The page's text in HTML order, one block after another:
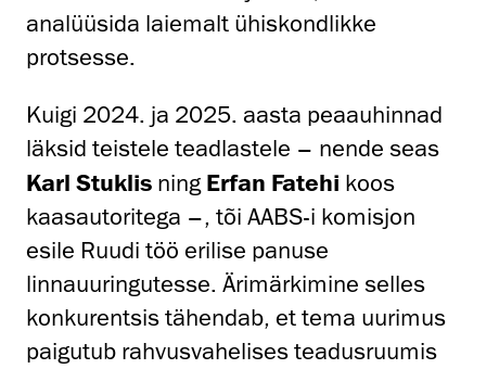
analüüsida laiemalt ühiskondlikke
protsesse.
Kuigi 2024. ja 2025. aasta peaauhinnad
läksid teistele teadlastele – nende seas
Karl Stuklis ning Erfan Fatehi koos
kaasautoritega –, tõi AABS-i komisjon
esile Ruudi töö erilise panuse
linnauuringutesse. Ärimärkimine selles
konkurentsis tähendab, et tema uurimus
paigutub rahvusvahelises teadusruumis